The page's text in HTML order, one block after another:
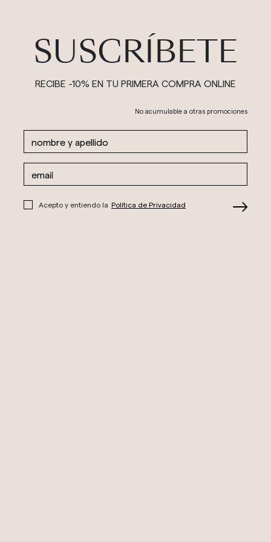
SUSCRÍBETE
RECIBE -10% EN TU PRIMERA COMPRA ONLINE
No acumulable a otras promociones
Acepto y entiendo la Política de Privacidad